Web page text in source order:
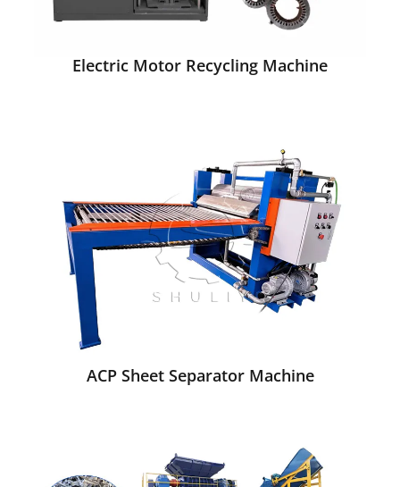
Electric Motor Recycling Machine
ACP Sheet Separator Machine